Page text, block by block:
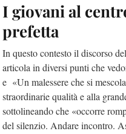
I giovani al
prefetta
In questo contesto il discorso
articola in diversi punti che
e «Un malessere che si
straordinarie qualità e alla
sottolineando che «occorre
del silenzio. Andare incontro.